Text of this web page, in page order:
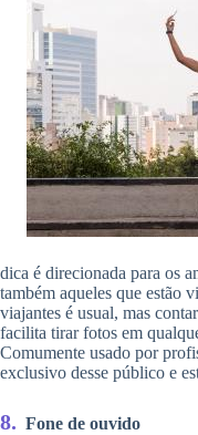
dica é direcionada para os
também aqueles que estão
viajantes é usual, mas
facilita tirar fotos em
Comumente usado por
exclusivo desse público e
8. Fone de ouvido